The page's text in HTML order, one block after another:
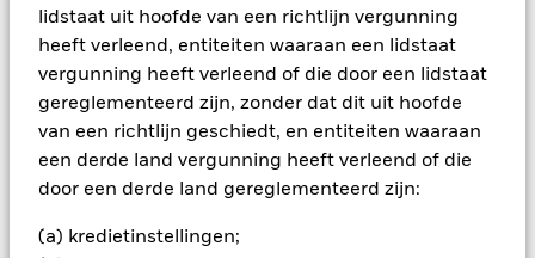
lidstaat uit hoofde van een richtlijn vergunning
heeft verleend, entiteiten waaraan een lidstaat
vergunning heeft verleend of die door een lidstaat
gereglementeerd zijn, zonder dat dit uit hoofde
van een richtlijn geschiedt, en entiteiten waaraan
een derde land vergunning heeft verleend of die
door een derde land gereglementeerd zijn:
(a) kredietinstellingen;
behoren politiek en economisch nieuws, bedrijfsresultaten en
belangrijke gebeurtenissen in de bedrijven. Het Fonds streeft
ernaar ondernemingen uit te sluiten die zich bezighouden
met bepaalde activiteiten die niet in overeenstemming zijn
met ESG-criteria. Beleggers dienen daarom voorafgaand aan
afweging te maken over de ESG-screening van het Fonds.
Een dergelijke ESG-screening kan een negatief effect hebben
vergelijking met een fonds zonder een dergelijke screening.